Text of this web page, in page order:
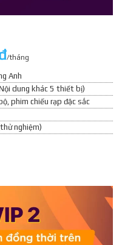
/tháng
Anh
dung khác 5 thiết bị)
phim chiếu rạp đặc sắc
nghiệm)